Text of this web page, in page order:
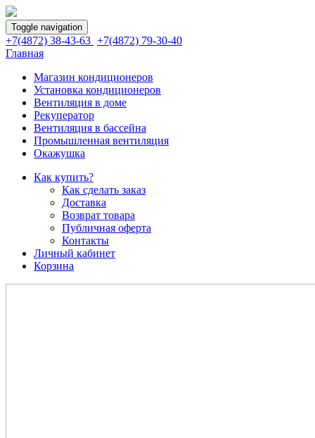
Toggle navigation
+7(4872) 38-43-63 +7(4872) 79-30-40
Главная
Магазин кондиционеров
Установка кондиционеров
Вентиляция в доме
Рекуператор
Вентиляция в бассейна
Промышленная вентиляция
Окажушка
Как купить?
Как сделать заказ
Доставка
Возврат товара
Публичная оферта
Контакты
Личный кабинет
Корзина